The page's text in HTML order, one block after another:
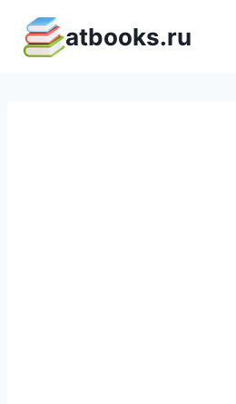
содержимому
atbooks.ru